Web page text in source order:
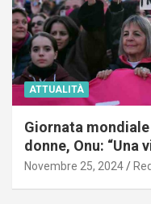
ATTUALITÀ
Giornata
donne, Onu: “Una
Novembre 25, 2024